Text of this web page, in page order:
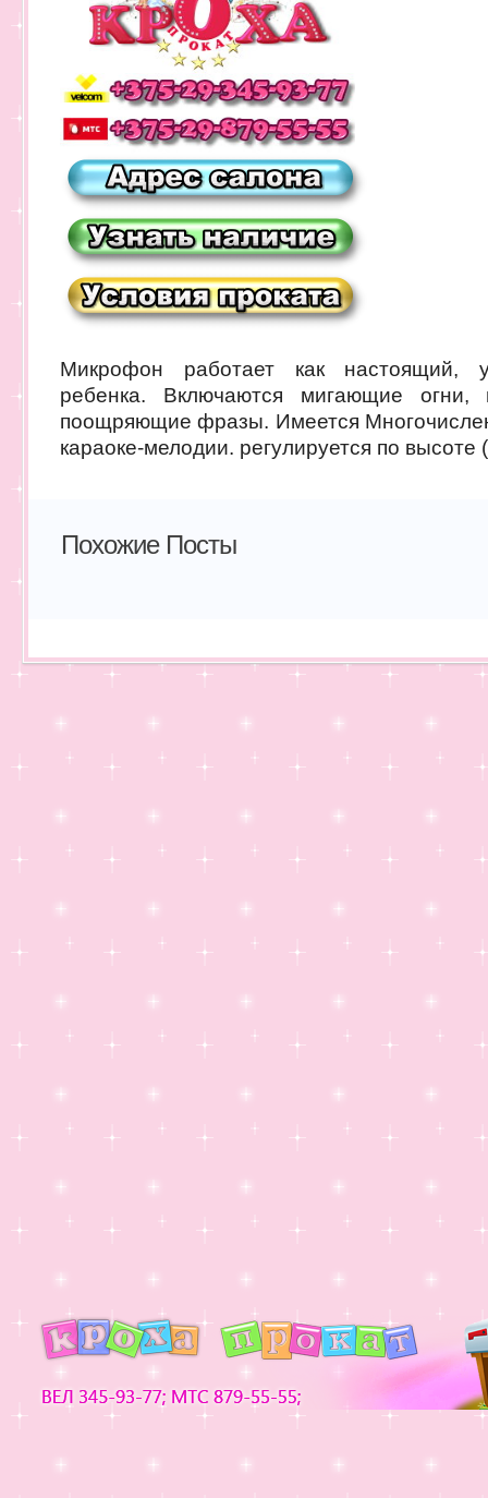
Микрофон работает как настоящий,
ребенка. Включаются мигающие
поощряющие фразы. Имеется
караоке-мелодии. регулируется по
Похожие Посты